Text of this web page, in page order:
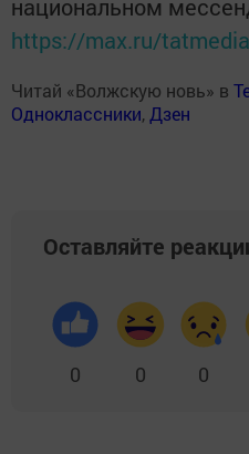
национальном
https://max.ru/tatmedia
Читай «Волжскую новь» в
Одноклассники, Дзен
Оставляйте
0 0 0